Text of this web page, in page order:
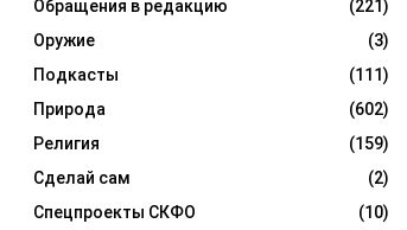
Обращения в редакцию
(221)
Оружие
(3)
Подкасты
(111)
Природа
(602)
Религия
(159)
Сделай сам
(2)
Спецпроекты СКФО
(10)